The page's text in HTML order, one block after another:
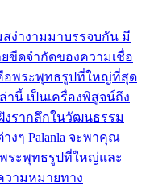
ง่างามมาบรรจบกัน มี
ขีดจำกัดของความเชื่อ
อพระพุทธรูปที่ใหญ่ที่สุด
นี้ เป็นเครื่องพิสูจน์ถึง
รากลึกในวัฒนธรรม
ๆ Palanla จะพาคุณ
พระพุทธรูปที่ใหญ่และ
วามหมายทาง